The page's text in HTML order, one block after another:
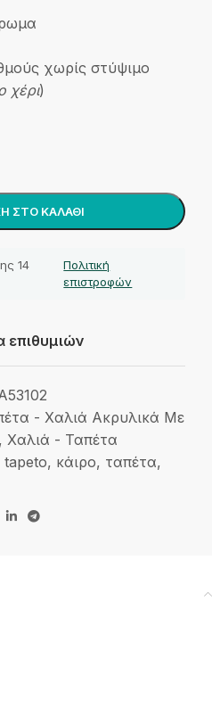
χωρίς στύψιμο
χέρι)
ΣΤΟ ΚΑΛΆΘΙ
14
Πολιτική
επιστροφών
επιθυμιών
- Χαλιά Ακρυλικά Με
, Χαλιά - Ταπέτα
tapeto, κάιρο, ταπέτα,